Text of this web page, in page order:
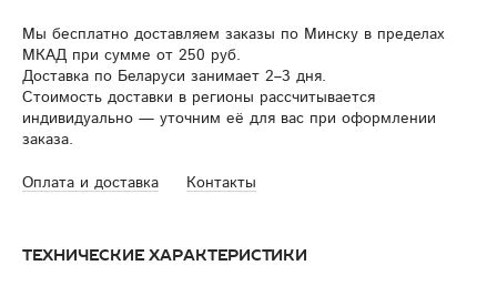
Мы бесплатно доставляем заказы по Минску в пределах
МКАД при сумме от 250 руб.
Доставка по Беларуси занимает 2–3 дня.
Стоимость доставки в регионы рассчитывается
индивидуально — уточним её для вас при оформлении
заказа.
Оплата и доставка Контакты
Технические характеристики